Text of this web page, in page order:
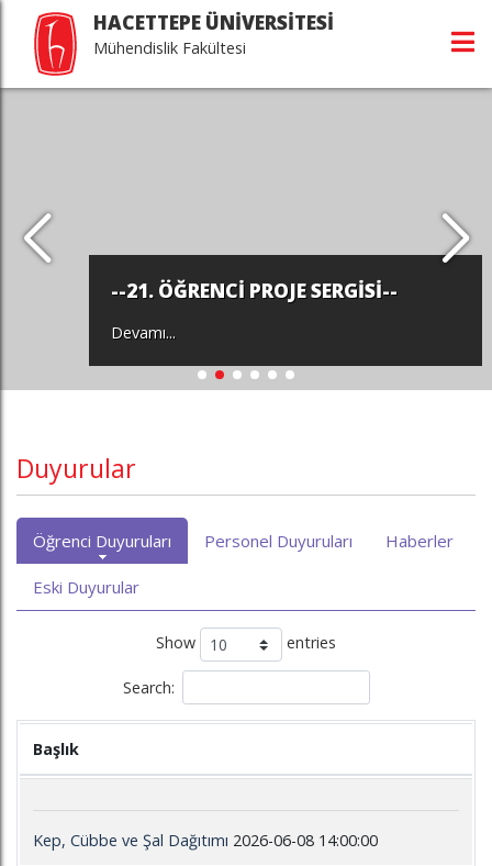
HACETTEPE ÜNİVERSİTESİ
Mühendislik Fakültesi
--21. ÖĞRENCİ PROJE SERGİSİ--
Duyurular
Öğrenci Duyuruları Personel Duyuruları Haberler
Eski Duyurular
Show entries
Search:
Başlık
Kep, Cübbe ve Şal Dağıtımı 2026-06-08 14:00:00